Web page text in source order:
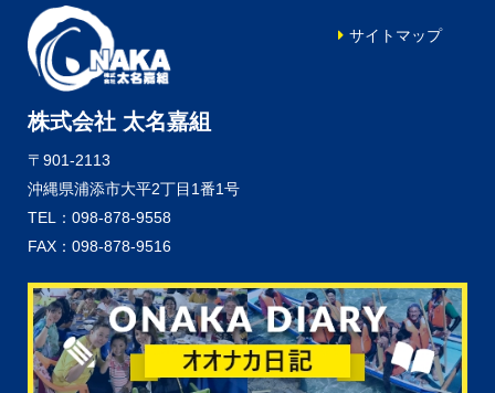
株式会社 太名嘉組
〒901-2113
沖縄県浦添市大平2丁目1番1号
TEL：098-878-9558
FAX：098-878-9516
サイトマップ